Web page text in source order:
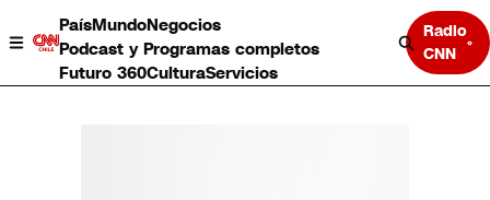
PaísMundoNegocios
Podcast y Programas completos
Futuro 360CulturaServicios
Radio
CNN